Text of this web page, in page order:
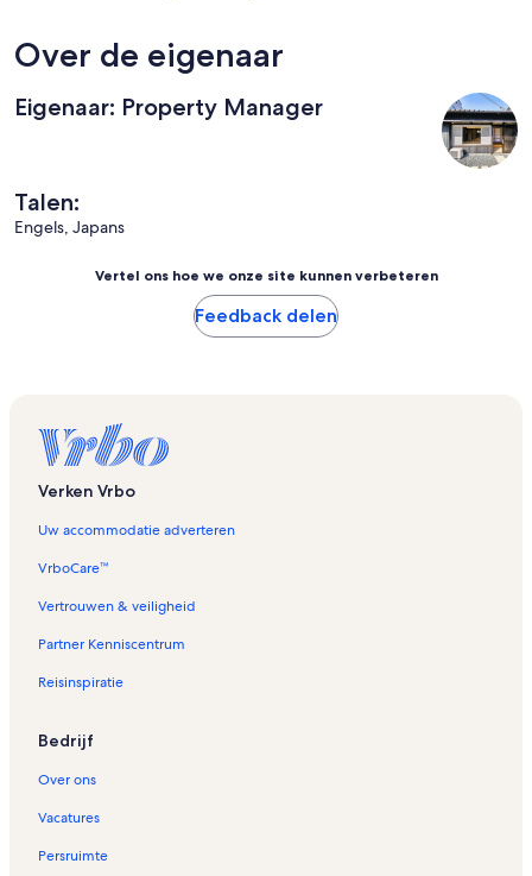
Over de eigenaar
Eigenaar: Property Manager
Talen:
Engels, Japans
Vertel ons hoe we onze site kunnen verbeteren
Feedback delen
Verken Vrbo
Uw accommodatie adverteren
VrboCare™
Vertrouwen & veiligheid
Partner Kenniscentrum
Reisinspiratie
Bedrijf
Over ons
Vacatures
Persruimte